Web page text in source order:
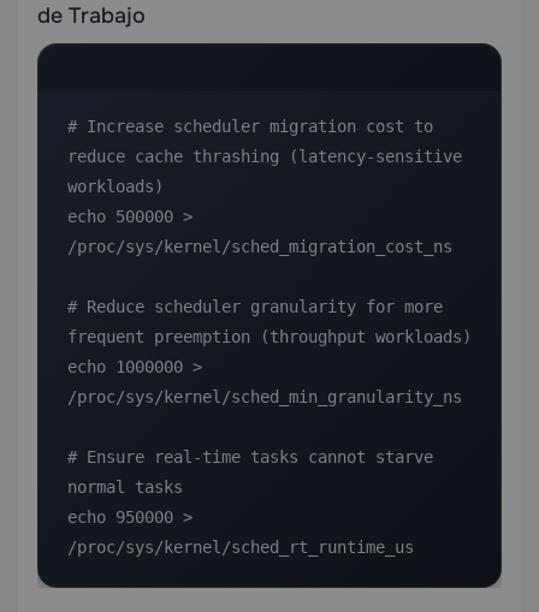
de Trabajo
# Increase scheduler migration cost to
reduce cache thrashing (latency-sensitive
workloads)
echo 500000 >
/proc/sys/kernel/sched_migration_cost_ns
# Reduce scheduler granularity for more
frequent preemption (throughput workloads)
echo 1000000 >
/proc/sys/kernel/sched_min_granularity_ns
# Ensure real-time tasks cannot starve
normal tasks
echo 950000 >
/proc/sys/kernel/sched_rt_runtime_us